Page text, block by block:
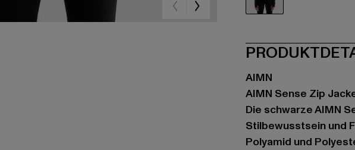
AIMN
AIMN Sense Zip
Die schwarze AIMN
Stilbewusstsein und
Polyamid und